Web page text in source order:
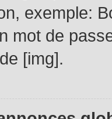
exemple:
mot de
[img].